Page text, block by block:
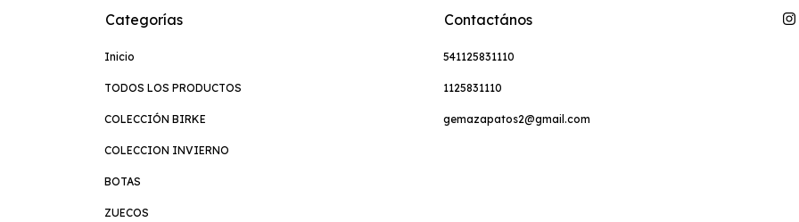
Categorías
Inicio
TODOS LOS PRODUCTOS
COLECCIÓN BIRKE
COLECCION INVIERNO
BOTAS
ZUECOS
Contactános
541125831110
1125831110
gemazapatos2@gmail.com